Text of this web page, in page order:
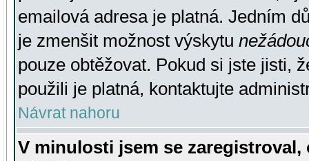
emailová adresa je platná. Jedním
je zmenšit možnost výskytu
pouze obtěžovat. Pokud si jste jisti,
použili je platná, kontaktujte
Návrat nahoru
V minulosti jsem se